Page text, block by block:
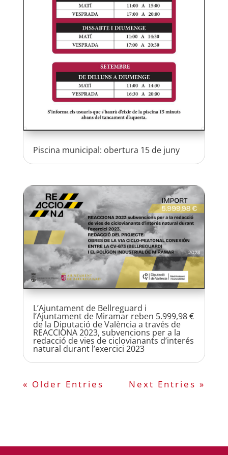
Piscina municipal: obertura 15 de juny
L’Ajuntament de Bellreguard i
l’Ajuntament de Miramar reben 5.999,98 €
de la Diputació de València a través de
REACCIONA 2023, subvencions per a la
redacció de vies de ciclovianants d’interés
natural durant l’exercici 2023
« Older Entries Next Entries »